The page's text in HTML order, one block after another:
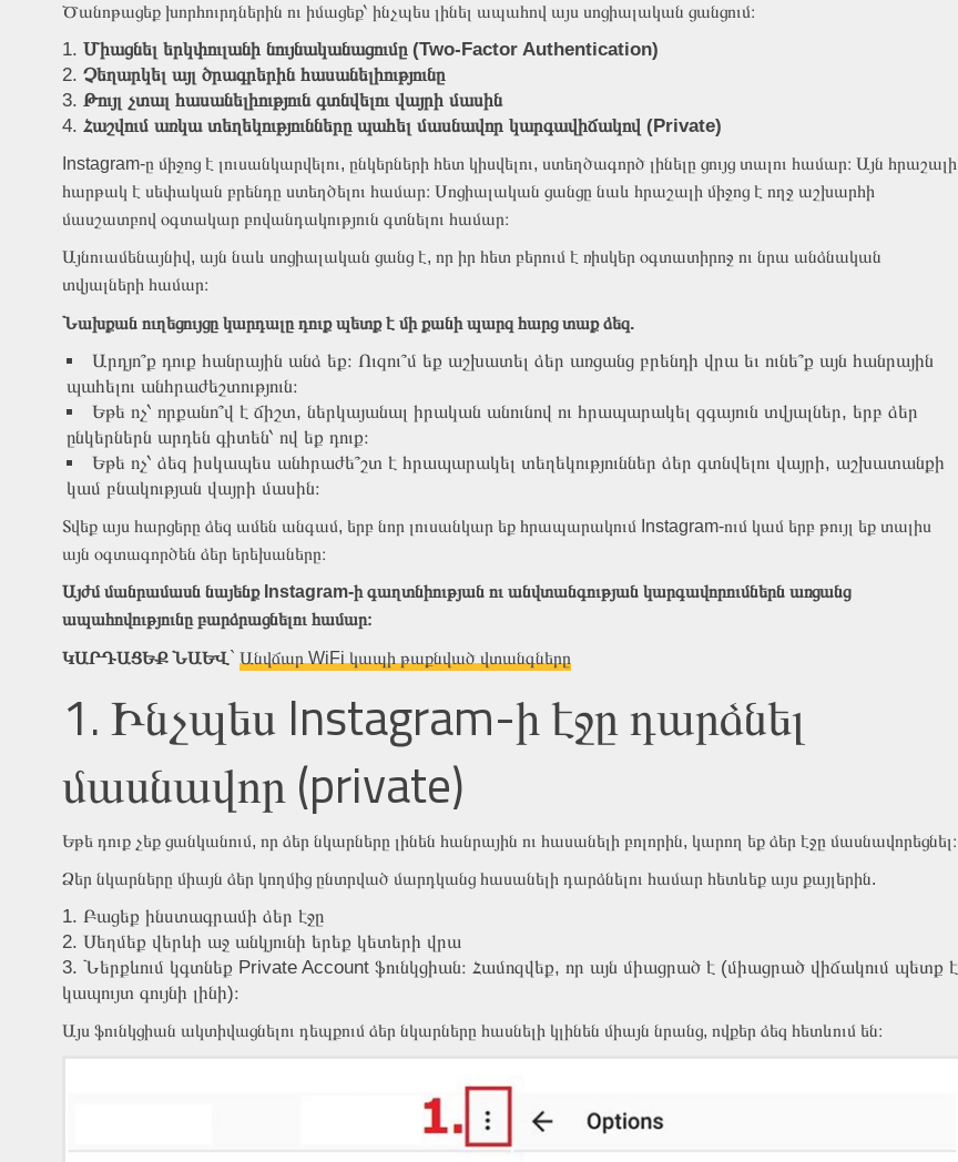
Ծանոթացեք խորհուրդներին ու իմացեք՝ ինչպես լինել ապահով այս սոցիալական ցանցում։
Միացնել երկփուլանի նույնականացումը (Two-Factor Authentication)
Չեղարկել այլ ծրագրերին հասանելիությունը
Թույլ չտալ հասանելիություն գտնվելու վայրի մասին
Հաշվում առկա տեղեկությունները պահել մասնավոր կարգավիճակով (Private)
Instagram-ը միջոց է լուսանկարվելու, ընկերների հետ կիսվելու, ստեղծագործ լինելը ցույց տալու համար։ Այն հրաշալի
հարթակ է սեփական բրենդը ստեղծելու համար։ Սոցիալական ցանցը նաև հրաշալի միջոց է ողջ աշխարհի
մասշատբով օգտակար բովանդակություն գտնելու համար։
Այնուամենայնիվ, այն նաև սոցիալական ցանց է, որ իր հետ բերում է ռիսկեր օգտատիրոջ ու նրա անձնական
տվյալների համար։
Նախքան ուղեցույցը կարդալը դուք պետք է մի քանի պարզ հարց տաք ձեզ.
Արդյո՞ք դուք հանրային անձ եք։ Ուզու՞մ եք աշխատել ձեր առցանց բրենդի վրա եւ ունե՞ք այն հանրային
պահելու անհրաժեշտություն։
Եթե ոչ՝ որքանո՞վ է ճիշտ, ներկայանալ իրական անունով ու հրապարակել զգայուն տվյալներ, երբ ձեր
ընկերներն արդեն գիտեն՝ ով եք դուք։
Եթե ոչ՝ ձեզ իսկապես անհրաժե՞շտ է հրապարակել տեղեկություններ ձեր գտնվելու վայրի, աշխատանքի
կամ բնակության վայրի մասին։
Տվեք այս հարցերը ձեզ ամեն անգամ, երբ նոր լուսանկար եք հրապարակում Instagram-ում կամ երբ թույլ եք տալիս
այն օգտագործեն ձեր երեխաները։
Այժմ մանրամասն նայենք Instagram-ի գաղտնիության ու անվտանգության կարգավորումներն առցանց
ապահովությունը բարձրացնելու համար։
ԿԱՐԴԱՑԵՔ ՆԱԵՎ `Անվճար WiFi կապի թաքնված վտանգները
1. Ինչպես Instagram-ի էջը դարձնել
մասնավոր (private)
Եթե դուք չեք ցանկանում, որ ձեր նկարները լինեն հանրային ու հասանելի բոլորին, կարող եք ձեր էջը մասնավորեցնել։
Ձեր նկարները միայն ձեր կողմից ընտրված մարդկանց հասանելի դարձնելու համար հետևեք այս քայլերին.
Բացեք ինստագրամի ձեր էջը
Սեղմեք վերևի աջ անկյունի երեք կետերի վրա
Ներքևում կգտնեք Private Account ֆունկցիան։ Համոզվեք, որ այն միացրած է (միացրած վիճակում պետք է
կապույտ գույնի լինի)։
Այս ֆունկցիան ակտիվացնելու դեպքում ձեր նկարները հասնելի կլինեն միայն նրանց, ովքեր ձեզ հետևում են։